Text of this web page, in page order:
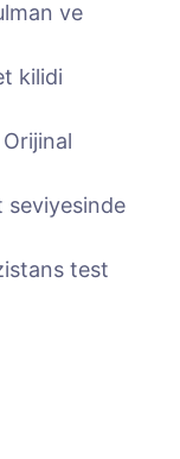
ve
kilidi
seviyesinde
test